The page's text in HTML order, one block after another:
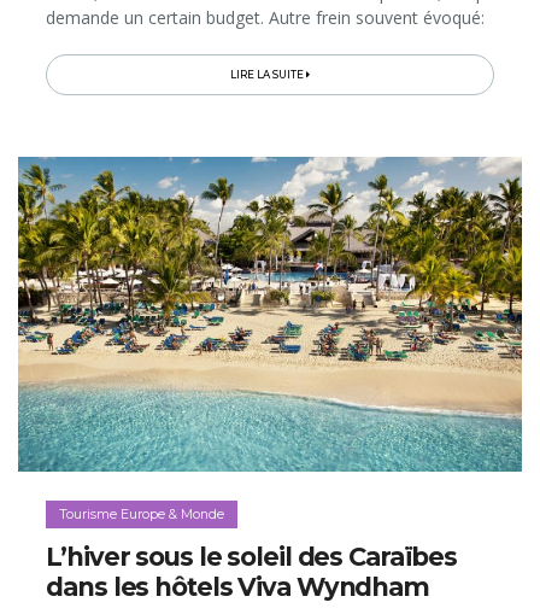
demande un certain budget. Autre frein souvent évoqué:
grandes villes…
LIRE LA SUITE
Tourisme Europe & Monde
L’hiver sous le soleil des Caraïbes
dans les hôtels Viva Wyndham